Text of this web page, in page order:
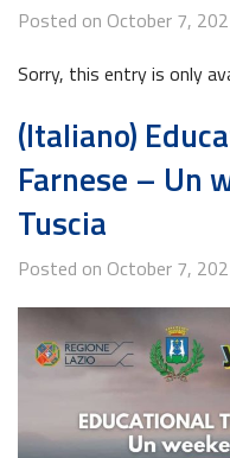
Posted on October 7,
Sorry, this entry is only
(Italiano)
Farnese – Un
Tuscia
Posted on October 7,